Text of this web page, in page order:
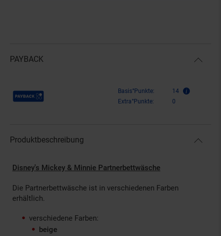
PAYBACK
Payback Punkte Basis°Punkte:
14
Extra°Punkte:
0
Produktbeschreibung
Disney's Mickey & Minnie Partnerbettwäsche
Die Partnerbettwäsche ist in verschiedenen Farben
erhältlich.
verschiedene Farben:
beige